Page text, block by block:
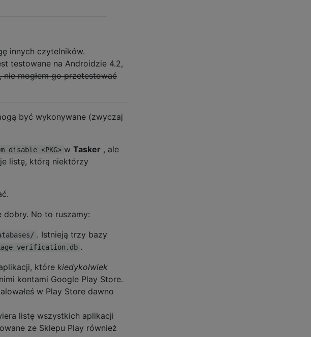
innych czytelników.
testowane na Androidzie 4.2,
nie mogłem go przetestować
być wykonywane (zwyczaj
disable <PKG> w Tasker , ale
listę, którą niektórzy
dobry. No to ruszamy:
. Istnieją trzy bazy
.
które kiedykolwiek
kontami Google Play Store.
w Play Store dawno
listę wszystkich aplikacji
ze Sklepu Play również